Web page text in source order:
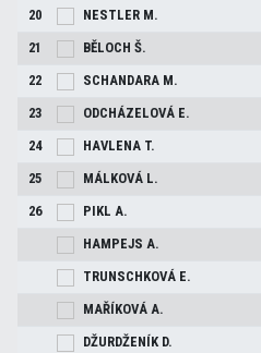
20
NESTLER M.
21
BĚLOCH Š.
22
SCHANDARA M.
23
ODCHÁZELOVÁ E.
24
HAVLENA T.
25
MÁLKOVÁ L.
26
PIKL A.
HAMPEJS A.
TRUNSCHKOVÁ E.
MAŘÍKOVÁ A.
DŽURDŽENÍK D.